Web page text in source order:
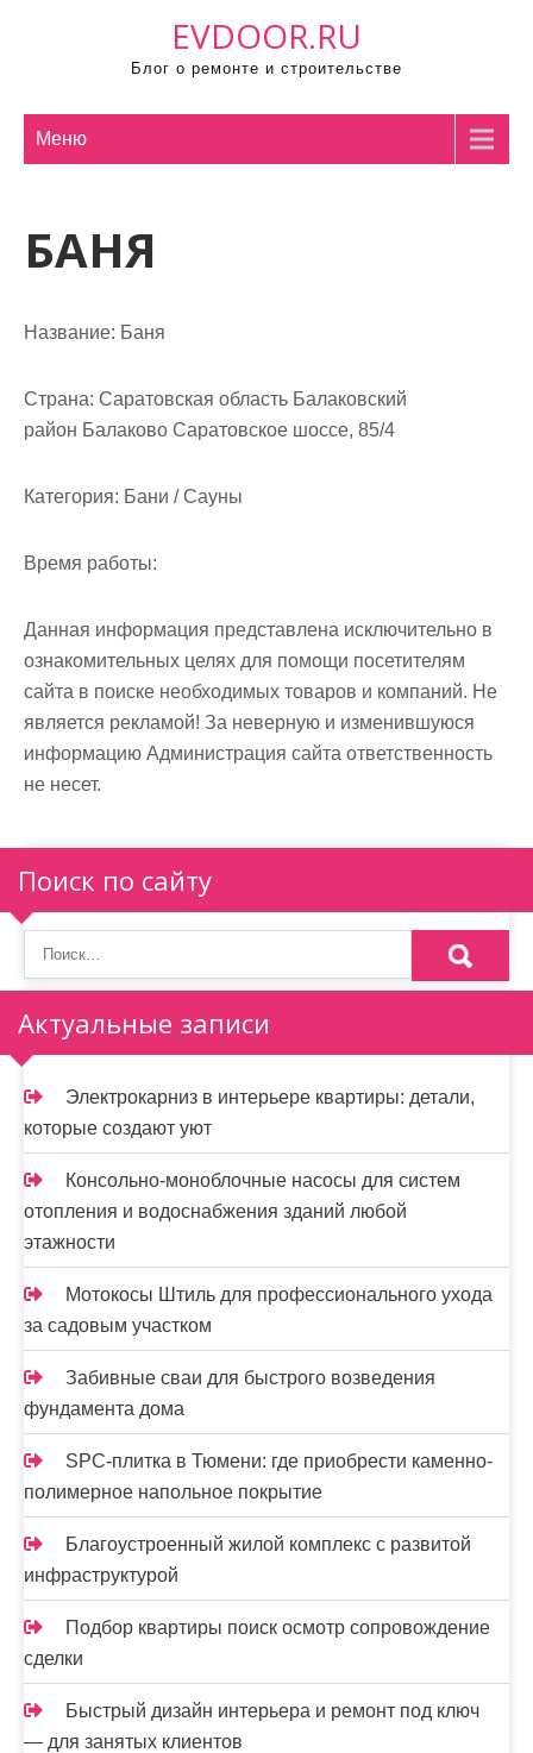
EVDOOR.RU
Блог о ремонте и строительстве
Меню
БАНЯ
Название: Баня
Страна: Саратовская область Балаковский
район Балаково Саратовское шоссе, 85/4
Категория: Бани / Сауны
Время работы:
Данная информация представлена исключительно в
ознакомительных целях для помощи посетителям
сайта в поиске необходимых товаров и компаний. Не
является рекламой! За неверную и изменившуюся
информацию Администрация сайта ответственность
не несет.
Поиск по сайту
Актуальные записи
Электрокарниз в интерьере квартиры: детали,
которые создают уют
Консольно-моноблочные насосы для систем
отопления и водоснабжения зданий любой
этажности
Мотокосы Штиль для профессионального ухода
за садовым участком
Забивные сваи для быстрого возведения
фундамента дома
SPC-плитка в Тюмени: где приобрести каменно-
полимерное напольное покрытие
Благоустроенный жилой комплекс с развитой
инфраструктурой
Подбор квартиры поиск осмотр сопровождение
сделки
Быстрый дизайн интерьера и ремонт под ключ
— для занятых клиентов